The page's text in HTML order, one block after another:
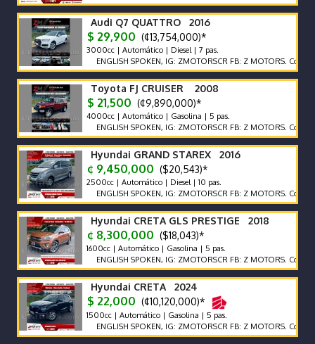
Audi Q7 QUATTRO 2016
$ 29,900 (¢13,754,000)*
3000cc | Automático | Diesel | 7 pas.
ENGLISH SPOKEN, IG: ZMOTORSCR FB: Z MOTORS.
Toyota FJ CRUISER 2008
$ 21,500 (¢9,890,000)*
4000cc | Automático | Gasolina | 5 pas.
ENGLISH SPOKEN, IG: ZMOTORSCR FB: Z MOTORS.
Hyundai GRAND STAREX 2016
¢ 9,450,000 ($20,543)*
2500cc | Automático | Diesel | 10 pas.
ENGLISH SPOKEN, IG: ZMOTORSCR FB: Z MOTORS.
Hyundai CRETA GLS PRESTIGE 2018
¢ 8,300,000 ($18,043)*
1600cc | Automático | Gasolina | 5 pas.
ENGLISH SPOKEN, IG: ZMOTORSCR FB: Z MOTORS.
Hyundai CRETA 2024
$ 22,000 (¢10,120,000)*
1500cc | Automático | Gasolina | 5 pas.
ENGLISH SPOKEN, IG: ZMOTORSCR FB: Z MOTORS.